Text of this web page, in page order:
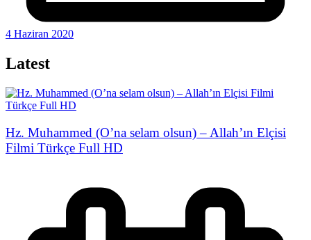
4 Haziran 2020
Latest
Hz. Muhammed (O’na selam olsun) – Allah’ın Elçisi
Filmi Türkçe Full HD